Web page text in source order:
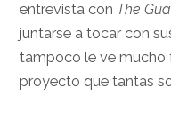
entrevista con The
juntarse a tocar con
tampoco le ve mucho
proyecto que tantas